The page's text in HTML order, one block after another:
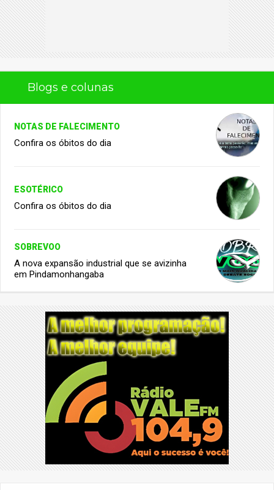
Blogs e colunas
NOTAS DE FALECIMENTO
Confira os óbitos do dia
ESOTÉRICO
Confira os óbitos do dia
SOBREVOO
A nova expansão industrial que se avizinha
em Pindamonhangaba